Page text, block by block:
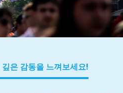
은 감동을 느껴보세요!